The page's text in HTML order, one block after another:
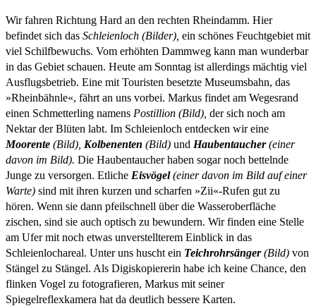
Wir fahren Richtung Hard an den rechten Rheindamm. Hier
befindet sich das Schleienloch (Bilder), ein schönes Feuchtgebiet mit
viel Schilfbewuchs. Vom erhöhten Dammweg kann man wunderbar
in das Gebiet schauen. Heute am Sonntag ist allerdings mächtig viel
Ausflugsbetrieb. Eine mit Touristen besetzte Museumsbahn, das
»Rheinbähnle«, fährt an uns vorbei. Markus findet am Wegesrand
einen Schmetterling namens Postillion (Bild), der sich noch am
Nektar der Blüten labt. Im Schleienloch entdecken wir eine
Moorente (Bild), Kolbenenten (Bild) und Haubentaucher(einer
davon im Bild). Die Haubentaucher haben sogar noch bettelnde
Junge zu versorgen. Etliche Eisvögel(einer davon im Bild auf einer
Warte) sind mit ihren kurzen und scharfen »Zii«-Rufen gut zu
hören. Wenn sie dann pfeilschnell über die Wasseroberfläche
zischen, sind sie auch optisch zu bewundern. Wir finden eine Stelle
am Ufer mit noch etwas unverstellterem Einblick in das
Schleienlochareal. Unter uns huscht ein Teichrohrsänger(Bild) von
Stängel zu Stängel. Als Digiskopiererin habe ich keine Chance, den
flinken Vogel zu fotografieren, Markus mit seiner
Spiegelreflexkamera hat da deutlich bessere Karten.